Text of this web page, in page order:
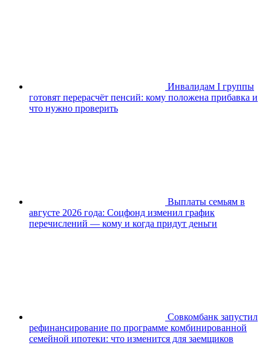
Инвалидам I группы
готовят перерасчёт пенсий: кому положена прибавка и
что нужно проверить
Выплаты семьям в
августе 2026 года: Соцфонд изменил график
перечислений — кому и когда придут деньги
Совкомбанк запустил
рефинансирование по программе комбинированной
семейной ипотеки: что изменится для заемщиков